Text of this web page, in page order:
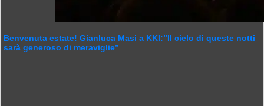
Benvenuta estate! Gianluca Masi a KKI:”Il cielo di queste notti
sarà generoso di meraviglie”